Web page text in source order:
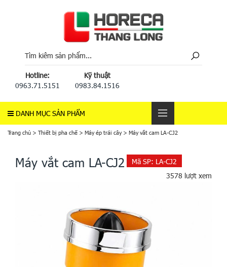
Hotline:
0963.71.5151
Kỹ thuật
0983.84.1516
DANH MỤC SẢN PHẨM
Trang chủ > Thiết bị pha chế> Máy ép trái cây> Máy vắt cam LA-CJ2
Máy vắt cam LA-CJ2 Mã SP: LA-CJ2
3578 lượt xem